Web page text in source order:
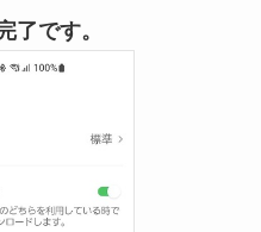
了です。